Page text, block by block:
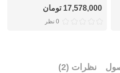
17,578,000 تومان
0 نظر
نظرات (2)